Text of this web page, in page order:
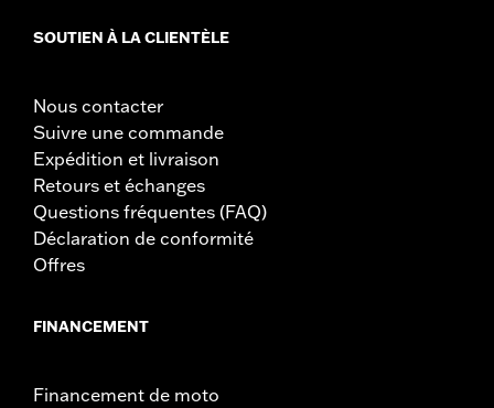
SOUTIEN À LA CLIENTÈLE
Nous contacter
Suivre une commande
Expédition et livraison
Retours et échanges
Questions fréquentes (FAQ)
Déclaration de conformité
Offres
FINANCEMENT
Financement de moto